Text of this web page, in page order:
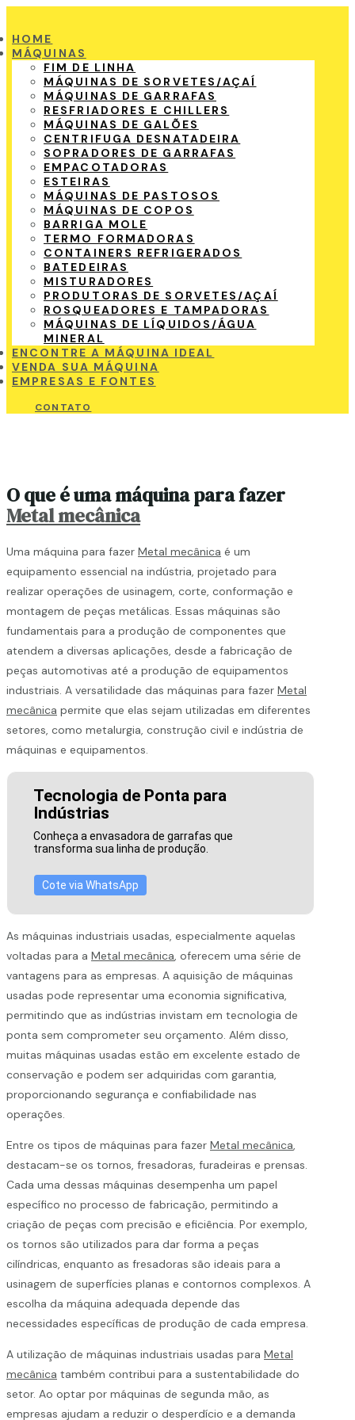
HOME
MÁQUINAS
FIM DE LINHA
MÁQUINAS DE SORVETES/AÇAÍ
MÁQUINAS DE GARRAFAS
RESFRIADORES E CHILLERS
MÁQUINAS DE GALÕES
CENTRIFUGA DESNATADEIRA
SOPRADORES DE GARRAFAS
EMPACOTADORAS
ESTEIRAS
MÁQUINAS DE PASTOSOS
MÁQUINAS DE COPOS
BARRIGA MOLE
TERMO FORMADORAS
CONTAINERS REFRIGERADOS
BATEDEIRAS
MISTURADORES
PRODUTORAS DE SORVETES/AÇAÍ
ROSQUEADORES E TAMPADORAS
MÁQUINAS DE LÍQUIDOS/ÁGUA
MINERAL
ENCONTRE A MÁQUINA IDEAL
VENDA SUA MÁQUINA
EMPRESAS E FONTES
CONTATO
O que é uma máquina para fazer
Metal mecânica
Uma máquina para fazer Metal mecânica é um
equipamento essencial na indústria, projetado para
realizar operações de usinagem, corte, conformação e
montagem de peças metálicas. Essas máquinas são
fundamentais para a produção de componentes que
atendem a diversas aplicações, desde a fabricação de
peças automotivas até a produção de equipamentos
industriais. A versatilidade das máquinas para fazer Metal
mecânica permite que elas sejam utilizadas em diferentes
setores, como metalurgia, construção civil e indústria de
máquinas e equipamentos.
Tecnologia de Ponta para
Indústrias
Conheça a envasadora de garrafas que
transforma sua linha de produção.
Cote via WhatsApp
As máquinas industriais usadas, especialmente aquelas
voltadas para a Metal mecânica , oferecem uma série de
vantagens para as empresas. A aquisição de máquinas
usadas pode representar uma economia significativa,
permitindo que as indústrias invistam em tecnologia de
ponta sem comprometer seu orçamento. Além disso,
muitas máquinas usadas estão em excelente estado de
conservação e podem ser adquiridas com garantia,
proporcionando segurança e confiabilidade nas
operações.
Entre os tipos de máquinas para fazer Metal mecânica
destacam-se os tornos, fresadoras, furadeiras e prensas.
Cada uma dessas máquinas desempenha um papel
específico no processo de fabricação, permitindo a
criação de peças com precisão e eficiência. Por exemplo,
os tornos são utilizados para dar forma a peças
cilíndricas, enquanto as fresadoras são ideais para a
usinagem de superfícies planas e contornos complexos. A
escolha da máquina adequada depende das
necessidades específicas de produção de cada empresa.
A utilização de máquinas industriais usadas para Metal
mecânica também contribui para a sustentabilidade do
setor. Ao optar por máquinas de segunda mão, as
empresas ajudam a reduzir o desperdício e a demanda